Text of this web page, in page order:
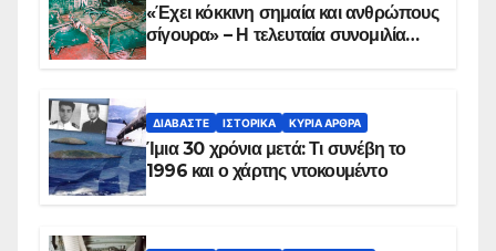
«Έχει κόκκινη σημαία και ανθρώπους
σίγουρα» – Η τελευταία συνομιλία
ΔΙΑΒΆΣΤΕ ΙΣΤΟΡΙΚΆ ΚΥΡΙΑ ΑΡΘΡΑ
Ίμια 30 χρόνια μετά: Τι συνέβη το
1996 και ο χάρτης ντοκουμέντο